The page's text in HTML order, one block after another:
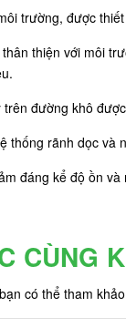
trường, được
thiện với môi
đường khô
thống rãnh dọc
đáng kể độ ồn
CÙNG
có thể tham